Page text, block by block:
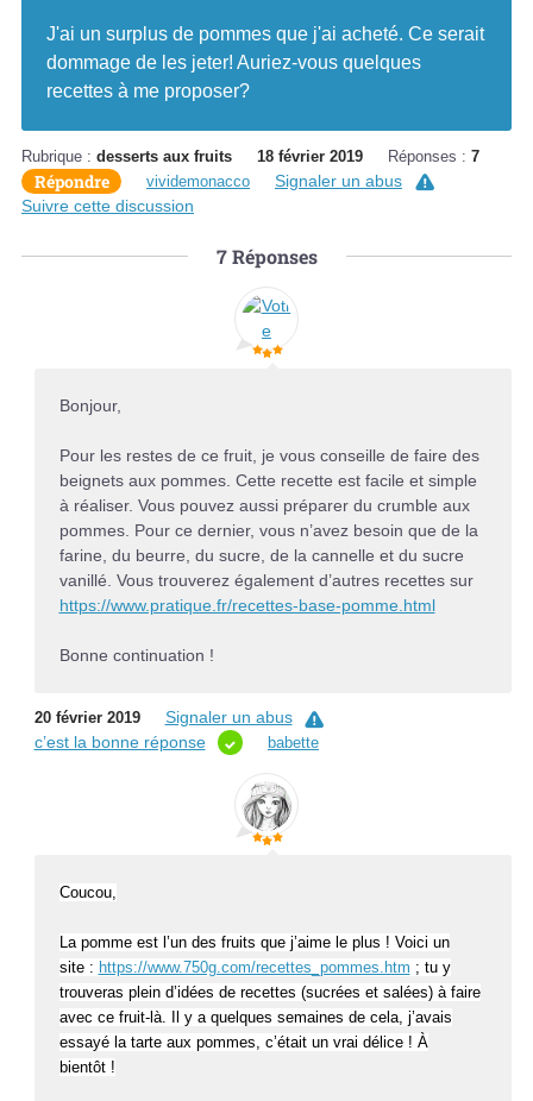
J'ai un surplus de pommes que j'ai acheté. Ce serait
dommage de les jeter! Auriez-vous quelques
recettes à me proposer?
Rubrique : desserts aux fruits 18 février 2019 Réponses : 7
Répondre vividemonacco
Signaler un abus
Suivre cette discussion
7Réponses
Bonjour,
Pour les restes de ce fruit, je vous conseille de faire des
beignets aux pommes. Cette recette est facile et simple
à réaliser. Vous pouvez aussi préparer du crumble aux
pommes. Pour ce dernier, vous n’avez besoin que de la
farine, du beurre, du sucre, de la cannelle et du sucre
vanillé. Vous trouverez également d’autres recettes sur
https://www.pratique.fr/recettes-base-pomme.html
Bonne continuation !
20 février 2019
Signaler un abus
c’est la bonne réponse
babette
Coucou,
La pomme est l’un des fruits que j’aime le plus ! Voici un
site : https://www.750g.com/recettes_pommes.htm ; tu y
trouveras plein d’idées de recettes (sucrées et salées) à faire
avec ce fruit-là. Il y a quelques semaines de cela, j’avais
essayé la tarte aux pommes, c’était un vrai délice ! À
bientôt !